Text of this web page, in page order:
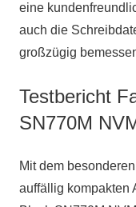
eine
auch die
großzügig
Testbericht
SN770M
Mit dem
auffällig kompakten